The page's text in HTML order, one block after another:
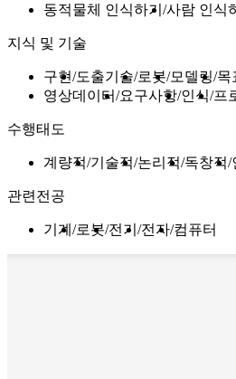
동적물체 인식하기
사람 인식
지식 및 기술
구현 도출기술 로봇 모델링 목
영상데이터 요구사항 인식 프
수행태도
계량적 기술적 논리적 독창적
관련전공
기계 로봇 전기 전자 컴퓨터